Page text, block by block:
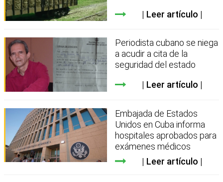
Leer artículo
Periodista cubano se niega
a acudir a cita de la
seguridad del estado
Leer artículo
Embajada de Estados
Unidos en Cuba informa
hospitales aprobados para
exámenes médicos
Leer artículo